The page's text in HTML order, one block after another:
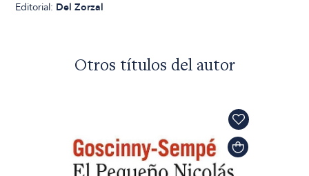
Editorial: Del Zorzal
Otros títulos del autor